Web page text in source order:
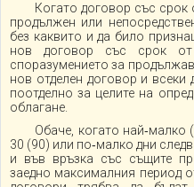
Когато договор със срок
продължен или
без каквито и да било
нов договор със срок
споразумението за
нов отделен договор и всеки
поотделно за целите на
облагане.
Обаче, когато
30 (90) или по‑малко дни
и във връзка със същите
заедно максималния период